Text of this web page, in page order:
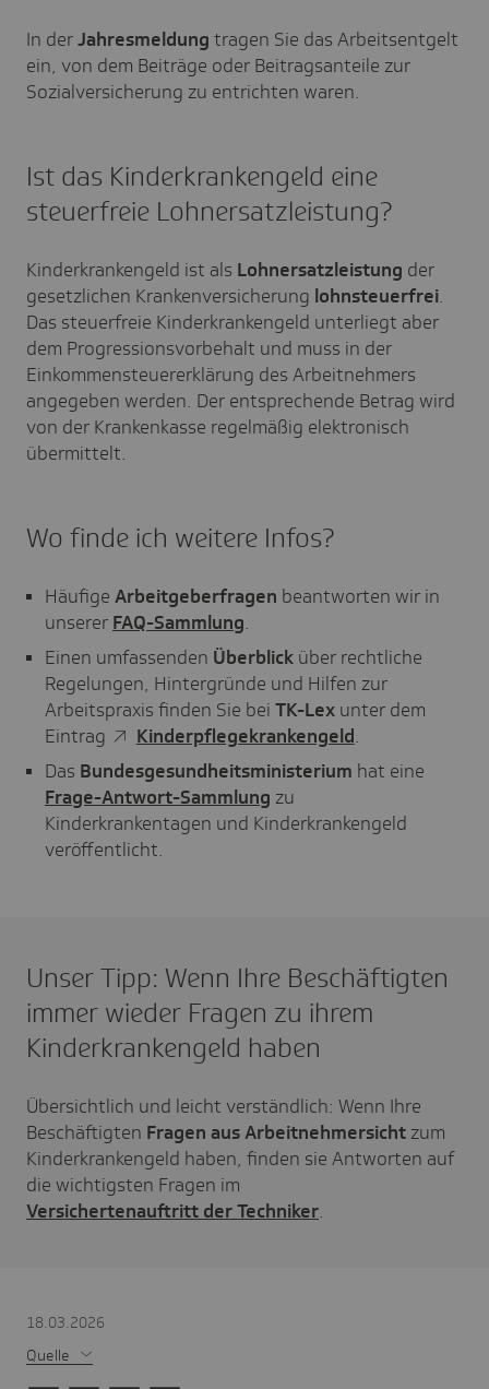
In derJahresmeldung tragen Sie das Arbeitsentgelt
ein, von dem Beiträge oder Beitragsanteile zur
Sozialversicherung zu entrichten waren.
Ist das Kinderkrankengeld eine
steuerfreie Lohnersatzleistung?
Kinderkrankengeld ist als Lohnersatzleistung der
gesetzlichen Krankenversicherung lohnsteuerfrei.
Das steuerfreie Kinderkrankengeld unterliegt aber
dem Progressionsvorbehalt und muss in der
Einkommensteuererklärung des Arbeitnehmers
angegeben werden. Der entsprechende Betrag wird
von der Krankenkasse regelmäßig elektronisch
übermittelt.
Wo finde ich weitere Infos?
Häufige Arbeitgeberfragen beantworten wir in
unserer FAQ-Sammlung.
Einen umfassenden Überblick über rechtliche
Regelungen, Hintergründe und Hilfen zur
Arbeitspraxis finden Sie bei TK-Lex unter dem
Eintrag
Kinderpflegekrankengeld.
Das Bundesgesundheitsministerium hat eine
Frage-Antwort-Sammlung zu
Kinderkrankentagen und Kinderkrankengeld
veröffentlicht.
Unser Tipp: Wenn Ihre Beschäftigten
immer wieder Fragen zu ihrem
Kinderkrankengeld haben
Übersichtlich und leicht verständlich: Wenn Ihre
Beschäftigten Fragen aus Arbeitnehmersichtzum
Kinderkrankengeld haben, finden sie Antworten auf
die wichtigsten Fragen im
Versichertenauftritt der Techniker.
18.03.2026
Quelle